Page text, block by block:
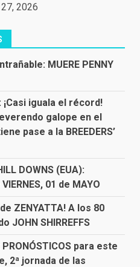
2026
MUERE PENNY
¡Casi iguala el récord!
galope en el
pase a la BREEDERS’
DOWNS (EUA):
01 de MAYO
ZENYATTA! A los 80
JOHN SHIRREFFS
PRONÓSTICOS para este
2ª jornada de las